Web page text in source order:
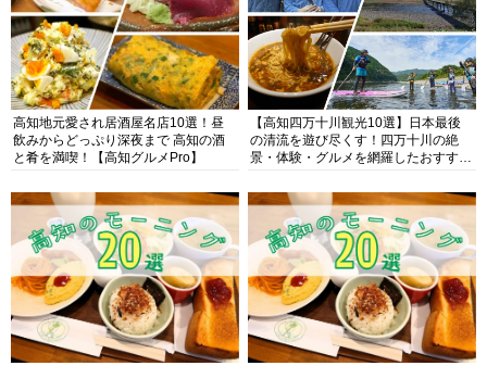
高知地元愛され居酒屋名店10選！昼
飲みからどっぷり深夜まで 高知の酒
と肴を満喫！【高知グルメPro】
【高知四万十川観光10選】日本最後
の清流を遊び尽くす！四万十川の絶
景・体験・グルメを網羅したおすすめ